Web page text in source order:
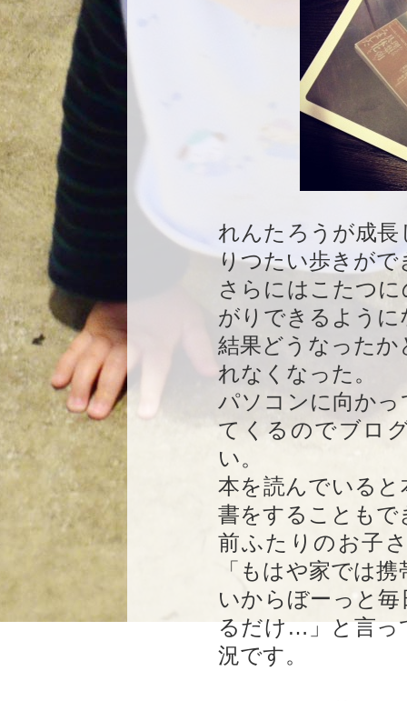
れんたろうが成
りつたい歩きが
さらにはこたつ
がりできるように
結果どうなった
れなくなった。
パソコンに向か
てくるのでブロ
い。
本を読んでいる
書をすることもで
前ふたりのお子
「もはや家では
いからぼーっと
るだけ…」と言っ
況です。